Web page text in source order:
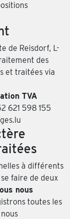
de Reisdorf, L-
des
et traitées via
TVA
621 598 155
à différents
faire de deux
nous
toutes les